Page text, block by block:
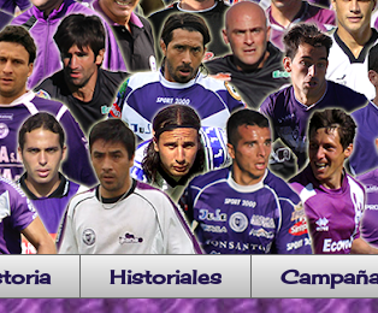
Historiales